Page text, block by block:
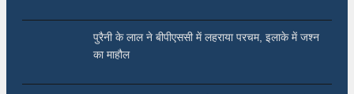
पुरैनी के लाल ने बीपीएससी में लहराया परचम, इलाके में जश्न
का माहौल